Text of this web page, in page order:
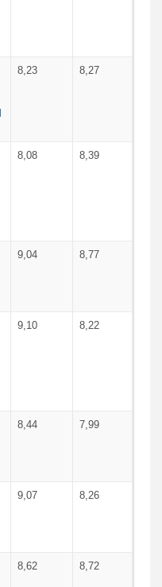
8,23 8,27
8,08 8,39
9,04 8,77
9,10 8,22
8,44 7,99
9,07 8,26
8,62 8,72